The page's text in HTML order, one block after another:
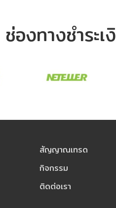
ช่องทางชำระเ
สัญญาณเทรด
กิจกรรม
ติดต่อเรา